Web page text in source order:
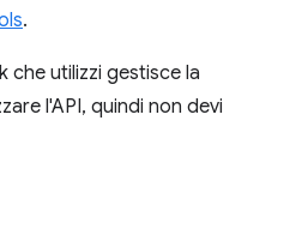
.
che utilizzi gestisce la
l'API, quindi non devi